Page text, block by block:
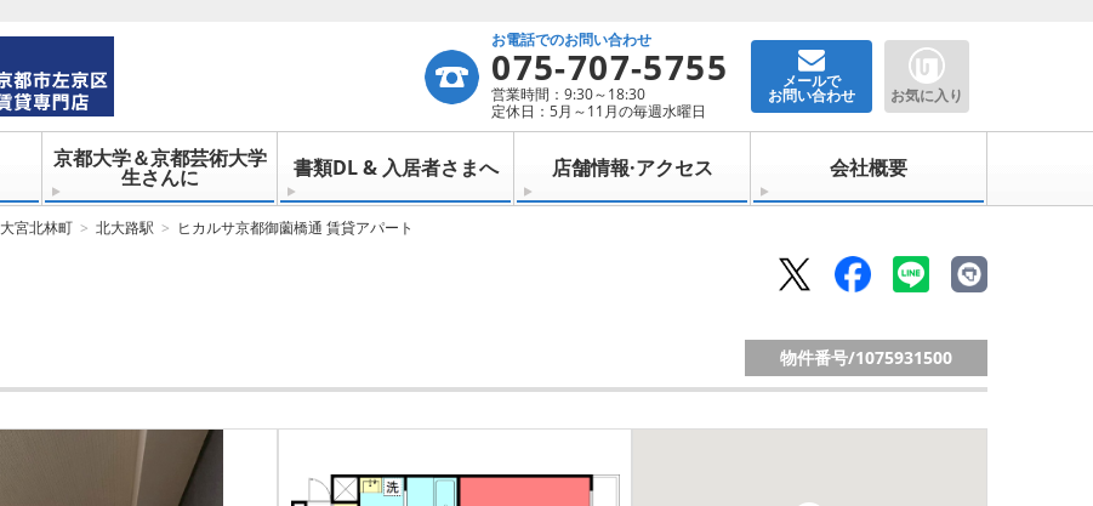
お電話でのお問い合わせ
075-707-5755
営業時間：9:30～18:30
定休日：5月～11月の毎週水曜日
メールで
お問い合わせ お気に入り
京都大学＆京都芸術大学
生さんに 書類DL & 入居者さまへ 店舗情報·アクセス 会社概要
大宮北林町 北大路駅 ヒカルサ京都御薗橋通 賃貸アパート
物件番号/1075931500